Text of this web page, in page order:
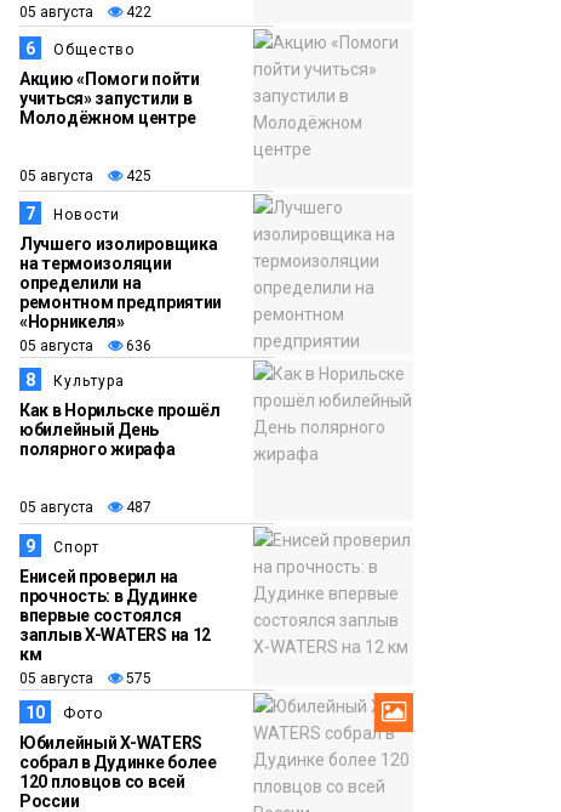
05 августа 422
6 Общество
Акцию «Помоги пойти
учиться» запустили в
Молодёжном центре
05 августа 425
7 Новости
Лучшего изолировщика
на термоизоляции
определили на
ремонтном предприятии
«Норникеля»
05 августа 636
8 Культура
Как в Норильске прошёл
юбилейный День
полярного жирафа
05 августа 487
9 Спорт
Енисей проверил на
прочность: в Дудинке
впервые состоялся
заплыв X-WATERS на 12
км
05 августа 575
10 Фото
Юбилейный X-WATERS
собрал в Дудинке более
120 пловцов со всей
России